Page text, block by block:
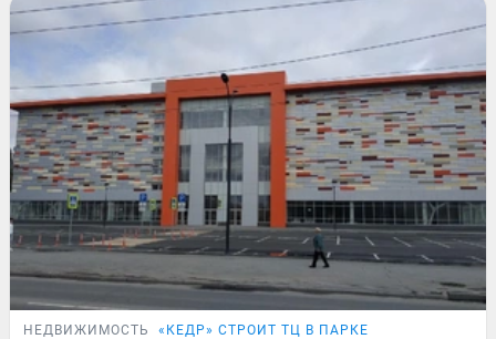
НЕДВИЖИМОСТЬ «КЕДР» СТРОИТ ТЦ В ПАРКЕ